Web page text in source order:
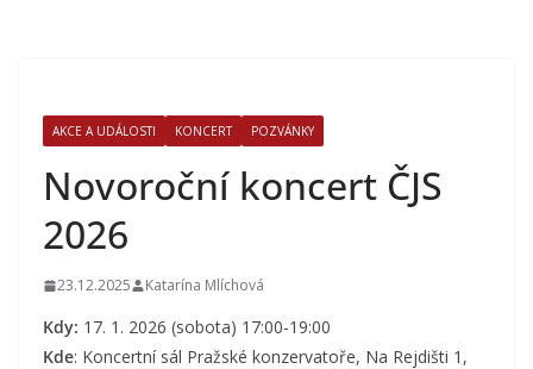
AKCE A UDÁLOSTI KONCERT POZVÁNKY
Novoroční koncert ČJS
2026
23.12.2025 Katarína Mlíchová
Kdy: 17. 1. 2026 (sobota) 17:00-19:00
Kde: Koncertní sál Pražské konzervatoře, Na Rejdišti 1,